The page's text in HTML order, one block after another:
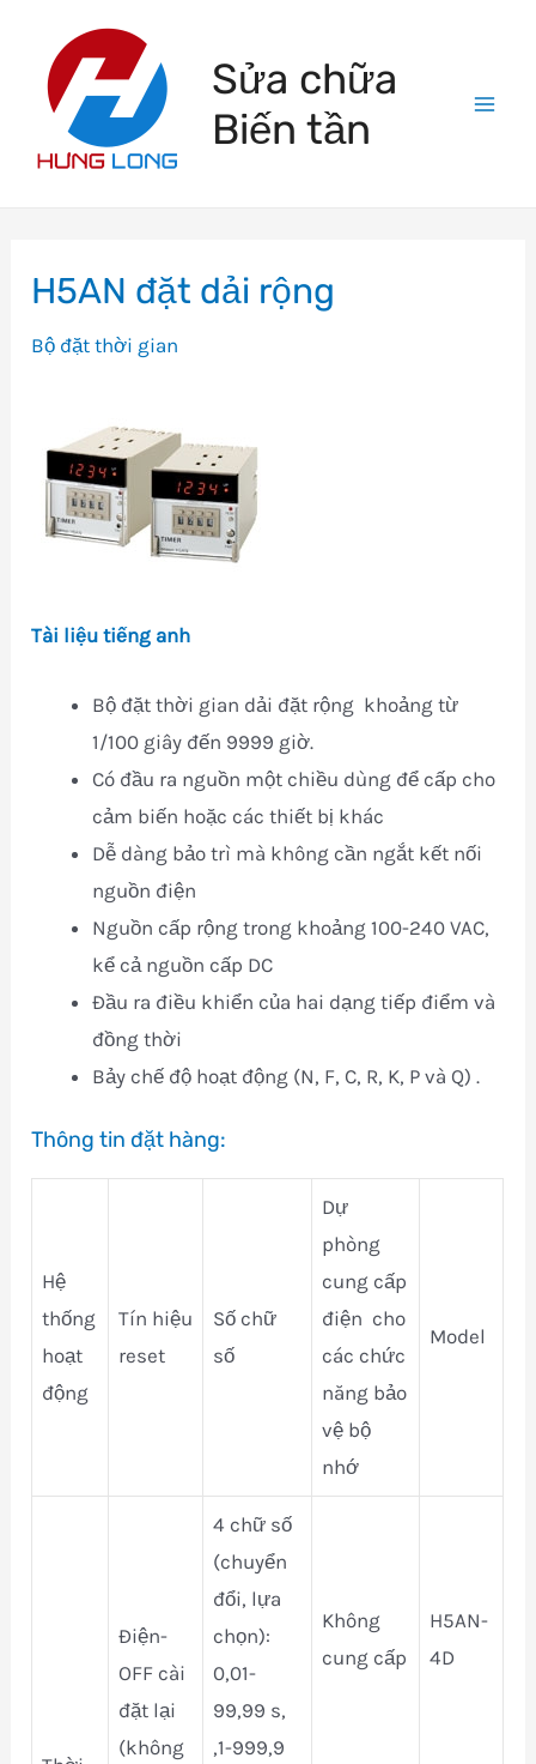
content
Sửa chữa
Biến tần
H5AN đặt dải rộng
Bộ đặt thời gian
Tài liệu tiếng anh
Bộ đặt thời gian dải đặt rộng khoảng từ
1/100 giây đến 9999 giờ.
Có đầu ra nguồn một chiều dùng để cấp cho
cảm biến hoặc các thiết bị khác
Dễ dàng bảo trì mà không cần ngắt kết nối
nguồn điện
Nguồn cấp rộng trong khoảng 100-240 VAC,
kể cả nguồn cấp DC
Đầu ra điều khiển của hai dạng tiếp điểm và
đồng thời
Bảy chế độ hoạt động (N, F, C, R, K, P và Q) .
Thông tin đặt hàng:
Hệ
thống
hoạt
động
Tín hiệu
reset
Số chữ
số
Dự
phòng
cung cấp
điện cho
các chức
năng bảo
vệ bộ
nhớ
Model
Điện-
OFF cài
đặt lại
(không
4 chữ số
(chuyển
đổi, lựa
chọn):
0,01-
99,99 s,
,1-999,9
Không
cung cấp
H5AN-
4D